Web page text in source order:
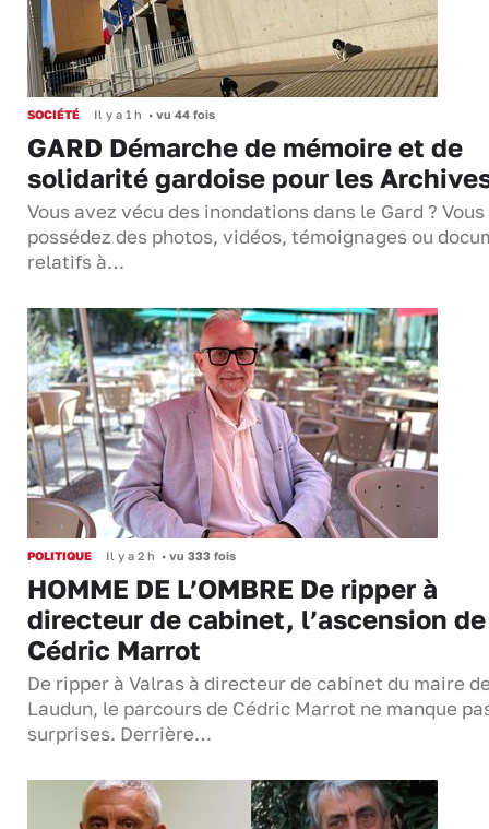
SOCIÉTÉ Il y a 1 h • vu 44 fois
GARD Démarche de mémoire et de
solidarité gardoise pour les
Vous avez vécu des inondations dans le Gard ? Vous
possédez des photos, vidéos, témoignages ou
relatifs à…
POLITIQUE Il y a 2 h • vu 333 fois
HOMME DE L’OMBRE De ripper à
directeur de cabinet, l’ascension de
Cédric Marrot
De ripper à Valras à directeur de cabinet du maire
Laudun, le parcours de Cédric Marrot ne manque
surprises. Derrière…